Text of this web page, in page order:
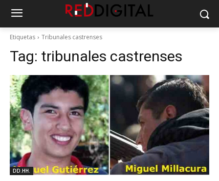
Etiquetas Tribunales castrenses
Tag: tribunales castrenses
DD.HH.